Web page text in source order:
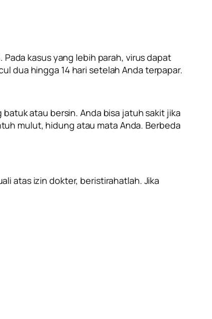
kasus yang lebih parah, virus dapat
dua hingga 14 hari setelah Anda terpapar.
atau bersin. Anda bisa jatuh sakit jika
mulut, hidung atau mata Anda. Berbeda
atas izin dokter, beristirahatlah. Jika